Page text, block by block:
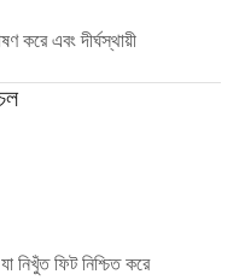
করে এবং দীর্ঘস্থায়ী
নিখুঁত ফিট নিশ্চিত করে